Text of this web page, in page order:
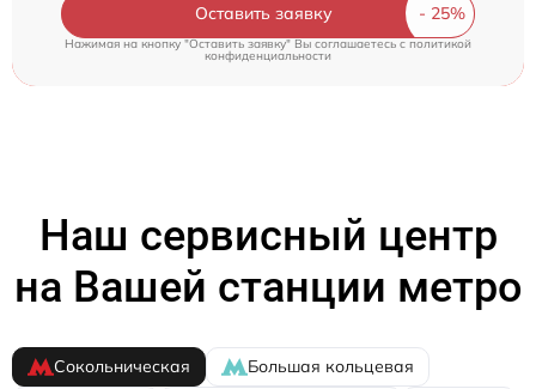
Оставить заявку
Нажимая на кнопку "Оставить заявку" Вы соглашаетесь cполитикой
конфиденциальности
Наш сервисный центр
на Вашей станции метро
Сокольническая
Большая кольцевая